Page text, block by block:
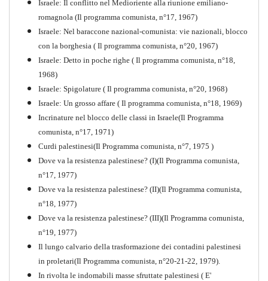
Storia della Sinistra
Comunista V
Israele: Il conflitto nel Medioriente alla riunione emiliano-
romagnola (Il programma comunista, n°17, 1967)
Israele: Nel baraccone nazional-comunista: vie nazionali, blocco
con la borghesia ( Il programma comunista, n°20, 1967)
Israele: Detto in poche righe ( Il programma comunista, n°18,
1968)
Israele: Spigolature ( Il programma comunista, n°20, 1968)
Israele: Un grosso affare ( Il programma comunista, n°18, 1969)
Incrinature nel blocco delle classi in Israele(Il Programma
comunista, n°17, 1971)
Curdi palestinesi(Il Programma comunista, n°7, 1975 )
Dove va la resistenza palestinese? (I)(Il Programma comunista,
n°17, 1977)
Dove va la resistenza palestinese? (II)(Il Programma comunista,
n°18, 1977)
Dove va la resistenza palestinese? (III)(Il Programma comunista,
n°19, 1977)
Il lungo calvario della trasformazione dei contadini palestinesi
in proletari(Il Programma comunista, n°20-21-22, 1979).
In rivolta le indomabili masse sfruttate palestinesi ( E'